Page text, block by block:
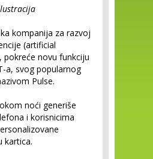
kompanija za razvoj
(artificial
pokreće novu funkciju
a, svog popularnog
Pulse.
noći generiše
i korisnicima
kartica.